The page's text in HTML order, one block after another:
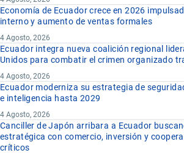
Economía de Ecuador crece en 2026
interno y aumento de ventas formales
4 Agosto, 2026
Ecuador integra nueva coalición regional
Unidos para combatir el crimen organizado
4 Agosto, 2026
Ecuador moderniza su estrategia de
e inteligencia hasta 2029
4 Agosto, 2026
Canciller de Japón arribara a Ecuador
estratégica con comercio, inversión y
críticos